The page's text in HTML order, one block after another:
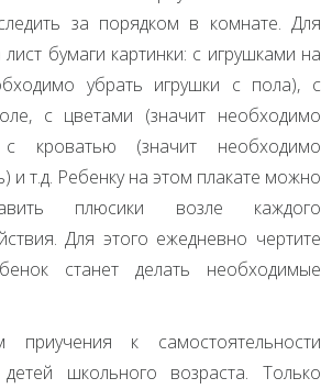
за порядком в комнате. Для
бумаги картинки: с игрушками на
убрать игрушки с пола), с
с цветами (значит необходимо
кроватью (значит необходимо
и т.д. Ребенку на этом плакате можно
плюсики возле каждого
Для этого ежедневно чертите
станет делать необходимые
приучения к самостоятельности
школьного возраста. Только